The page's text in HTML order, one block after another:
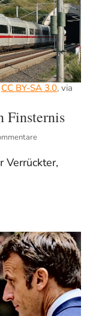
CC BY-SA 3.0, via
Finsternis
Verrückter,